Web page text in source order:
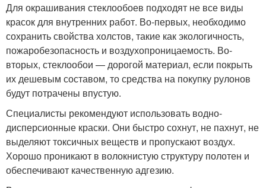
Для окрашивания стеклообоев подходят не все виды
красок для внутренних работ. Во-первых, необходимо
сохранить свойства холстов, такие как экологичность,
пожаробезопасность и воздухопроницаемость. Во-
вторых, стеклообои — дорогой материал, если покрыть
их дешевым составом, то средства на покупку рулонов
будут потрачены впустую.
Специалисты рекомендуют использовать водно-
дисперсионные краски. Они быстро сохнут, не пахнут, не
выделяют токсичных веществ и пропускают воздух.
Хорошо проникают в волокнистую структуру полотен и
обеспечивают качественную адгезию.